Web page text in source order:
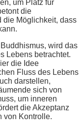
um Platz für
die
die Möglichkeit, dass
wird das
Lebens betrachtet.
die Idee
Fluss des Lebens
darstellen,
sich von
um inneren
die Akzeptanz
von Kontrolle.